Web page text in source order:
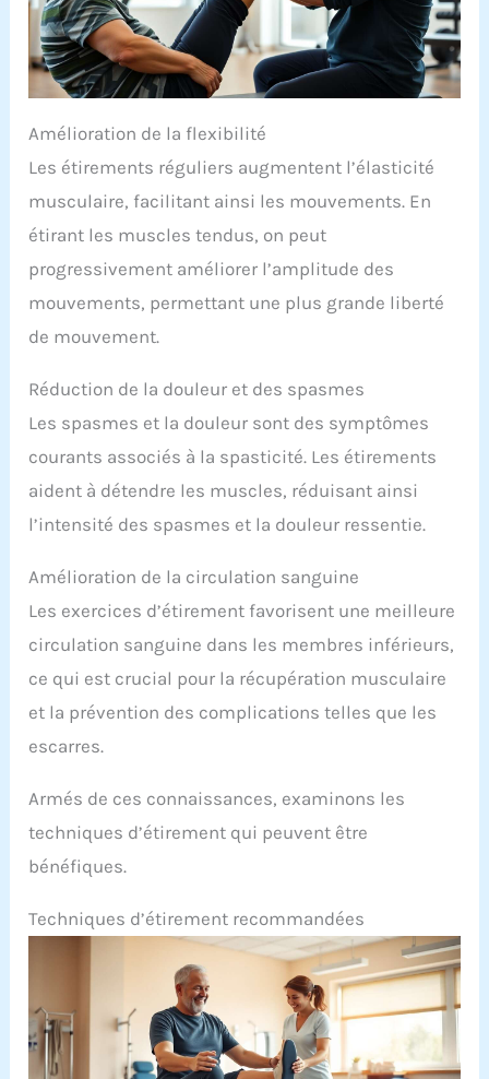
Amélioration de la flexibilité
Les étirements réguliers augmentent l’élasticité
musculaire, facilitant ainsi les mouvements. En
étirant les muscles tendus, on peut
progressivement améliorer l’amplitude des
mouvements, permettant une plus grande liberté
de mouvement.
Réduction de la douleur et des spasmes
Les spasmes et la douleur sont des symptômes
courants associés à la spasticité. Les étirements
aident à détendre les muscles, réduisant ainsi
l’intensité des spasmes et la douleur ressentie.
Amélioration de la circulation sanguine
Les exercices d’étirement favorisent une meilleure
circulation sanguine dans les membres inférieurs,
ce qui est crucial pour la récupération musculaire
et la prévention des complications telles que les
escarres.
Armés de ces connaissances, examinons les
techniques d’étirement qui peuvent être
bénéfiques.
Techniques d’étirement recommandées